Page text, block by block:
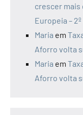
crescer mais
Europeia –
Maria em
Aforro volta
Maria em
Aforro volta